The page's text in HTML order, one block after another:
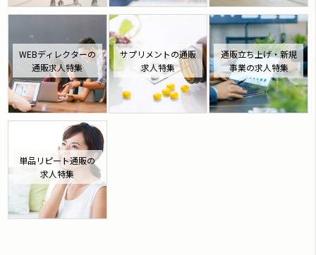
WEBディレクターの
通販求人特集
サプリメントの通販
求人特集
通販立ち上げ・新規
事業の求人特集
単品リピート通販の
求人特集